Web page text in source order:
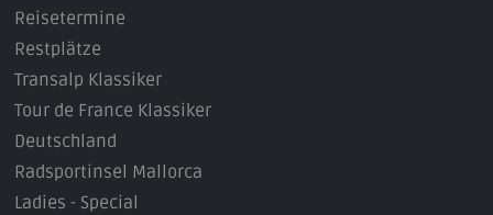
Reisetermine
Restplätze
Transalp Klassiker
Tour de France Klassiker
Deutschland
Radsportinsel Mallorca
Ladies - Special